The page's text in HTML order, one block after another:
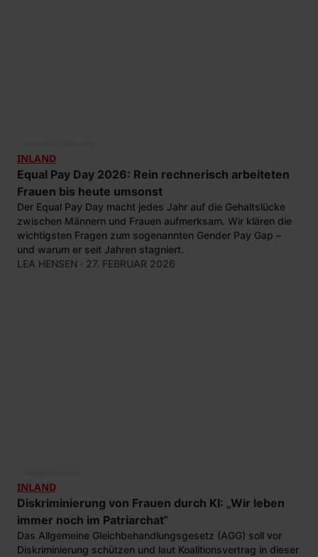
INLAND
Equal Pay Day 2026: Rein rechnerisch arbeiteten
Frauen bis heute umsonst
Der Equal Pay Day macht jedes Jahr auf die Gehaltslücke
zwischen Männern und Frauen aufmerksam. Wir klären die
wichtigsten Fragen zum sogenannten Gender Pay Gap –
und warum er seit Jahren stagniert.
LEA HENSEN · 27. FEBRUAR 2026
INLAND
Diskriminierung von Frauen durch KI: „Wir leben
immer noch im Patriarchat“
Das Allgemeine Gleichbehandlungsgesetz (AGG) soll vor
Diskriminierung schützen und laut Koalitionsvertrag in dieser